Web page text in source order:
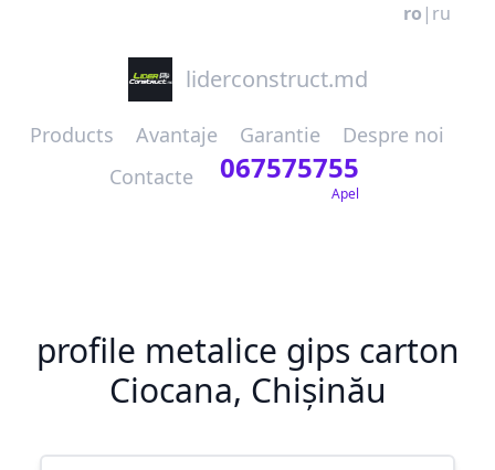
ro | ru
liderconstruct.md
Products Avantaje Garantie
Despre noi
Contacte
067575755
Apel
profile metalice gips carton
Ciocana, Chișinău